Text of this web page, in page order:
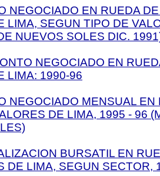
NEGOCIADO EN RUEDA
LIMA, SEGUN TIPO DE
NUEVOS SOLES DIC.
NEGOCIADO EN
LIMA: 1990-96
NEGOCIADO MENSUAL EN
DE LIMA, 1995 - 96
BURSATIL EN
DE LIMA, SEGUN SECTOR,